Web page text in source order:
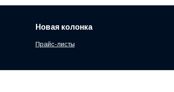
Новая колонка
Прайс-листы